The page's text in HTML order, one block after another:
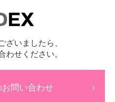
ざいましたら、
わせください。
問い合わせ